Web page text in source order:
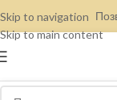
Skip to navigation
Skip to main content